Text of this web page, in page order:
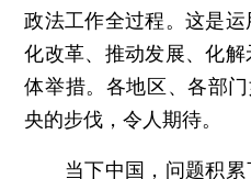
政法工作全过程。这是
化改革、推动发展、化
体举措。各地区、各部
央的步伐，令人期待。
当下中国，问题积累